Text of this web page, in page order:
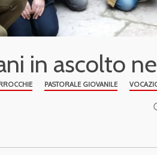
in ascolto
PASTORALE GIOVANILE